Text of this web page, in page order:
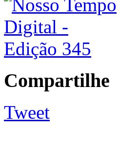
Compartilhe
Tweet